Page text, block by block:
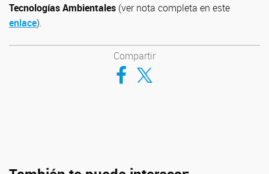
Tecnologías Ambientales (ver nota completa en este
enlace).
Compartir
Compartir en Facebook
Compartir en Twitter